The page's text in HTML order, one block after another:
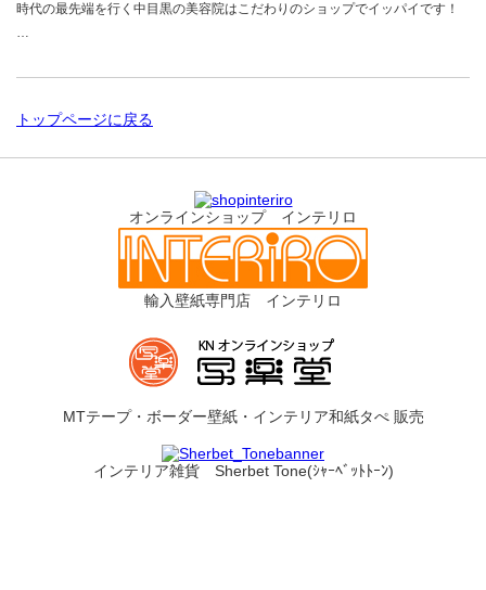
時代の最先端を行く中目黒の美容院はこだわりのショップでイッパイです！
…
トップページに戻る
オンラインショップ インテリロ
輸入壁紙専門店 インテリロ
MTテープ・ボーダー壁紙・インテリア和紙タぺ 販売
インテリア雑貨 Sherbet Tone(ｼｬｰﾍﾞｯﾄﾄｰﾝ)